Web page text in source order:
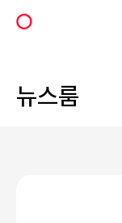
에
이
뉴스룸